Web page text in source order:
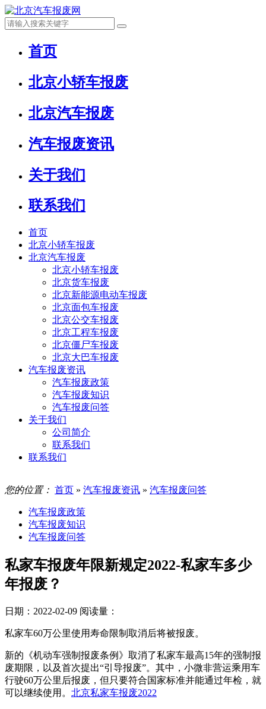
首页
北京小轿车报废
北京汽车报废
汽车报废资讯
关于我们
联系我们
首页
北京小轿车报废
北京汽车报废
北京小轿车报废
北京货车报废
北京新能源电动车报废
北京面包车报废
北京公交车报废
北京工程车报废
北京僵尸车报废
北京大巴车报废
汽车报废资讯
汽车报废政策
汽车报废知识
汽车报废问答
关于我们
公司简介
联系我们
联系我们
您的位置： 首页 » 汽车报废资讯 » 汽车报废问答
汽车报废政策
汽车报废知识
汽车报废问答
私家车报废年限新规定2022-私家车多少
年报废？
日期：2022-02-09 阅读量：
私家车60万公里使用寿命限制取消后将被报废。
新的《机动车强制报废条例》取消了私家车最高15年的强制报
废期限，以及首次提出“引导报废”。其中，小微非营运乘用车
行驶60万公里后报废，但只要符合国家标准并能通过年检，就
可以继续使用。 北京私家车报废2022